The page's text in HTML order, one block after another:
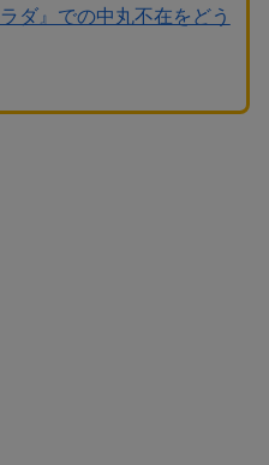
ダ』での中丸不在をどう